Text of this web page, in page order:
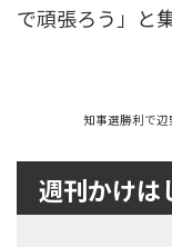
で頑張ろう」と
（山
知事選勝利で辺
週刊かけは